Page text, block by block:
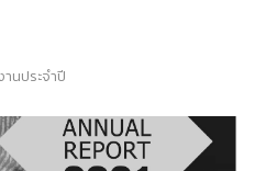
านประจำปี